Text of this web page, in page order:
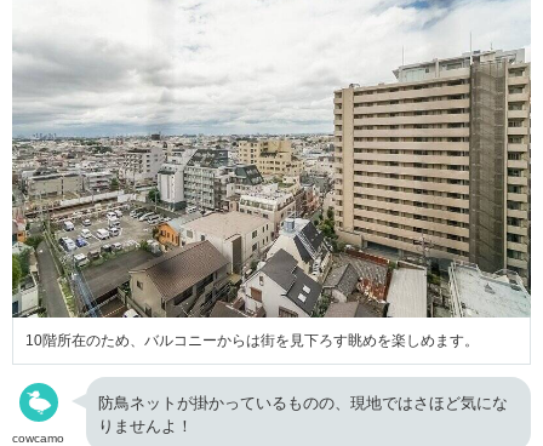
10階所在のため、バルコニーからは街を見下ろす眺めを楽しめます。
cowcamo
防鳥ネットが掛かっているものの、現地ではさほど気にな
りませんよ！